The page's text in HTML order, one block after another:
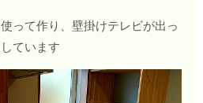
って作り、壁掛けテレビが出っ
ています